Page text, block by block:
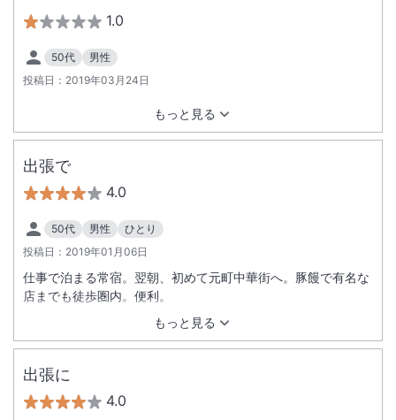
1.0
50代
男性
投稿日： 2019年03月24日
もっと見る
出張で
4.0
50代 男性
ひとり
投稿日： 2019年01月06日
もっと見る
仕事で泊まる常宿。翌朝、初めて元町中華街へ。豚饅で有名な
店までも徒歩圏内。便利。
出張に
4.0